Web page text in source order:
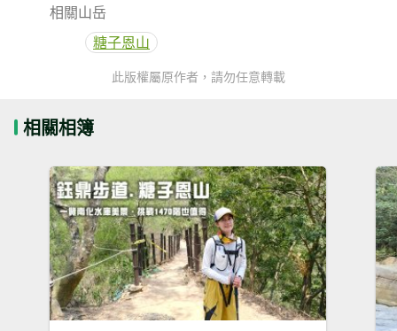
相關山岳
糖子恩山
此版權屬原作者，請勿任意轉載
相關相簿